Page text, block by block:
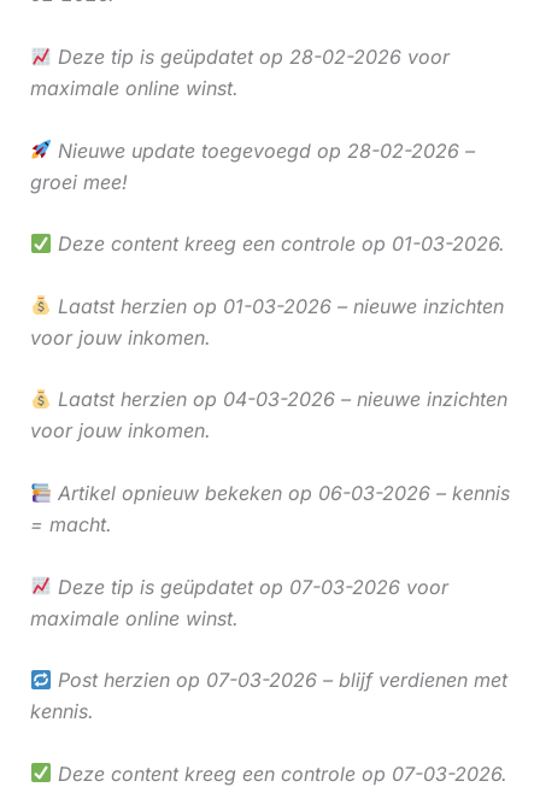
Deze tip is geüpdatet op 28-02-2026 voor
maximale online winst.
Nieuwe update toegevoegd op 28-02-2026 –
groei mee!
Deze content kreeg een controle op 01-03-2026.
Laatst herzien op 01-03-2026 – nieuwe inzichten
voor jouw inkomen.
Laatst herzien op 04-03-2026 – nieuwe inzichten
voor jouw inkomen.
Artikel opnieuw bekeken op 06-03-2026 – kennis
= macht.
Deze tip is geüpdatet op 07-03-2026 voor
maximale online winst.
Post herzien op 07-03-2026 – blijf verdienen met
kennis.
Deze content kreeg een controle op 07-03-2026.